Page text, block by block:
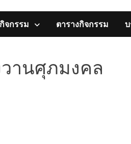
กิจกรรม ตารางกิจกรรม
านศุภมงคล